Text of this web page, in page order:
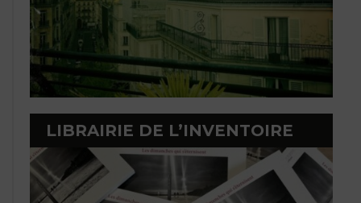
LIBRAIRIE DE L’INVENTOIRE